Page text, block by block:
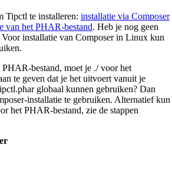
Tipctl te installeren: installatie via Composer
van het PHAR-bestand. Heb je nog geen
Voor installatie van Composer in Linux kun
bestand, moet je ./ voor het
te geven dat je het uitvoert vanuit je
globaal kunnen gebruiken? Dan
installatie te gebruiken. Alternatief kun
het PHAR-bestand, zie de stappen